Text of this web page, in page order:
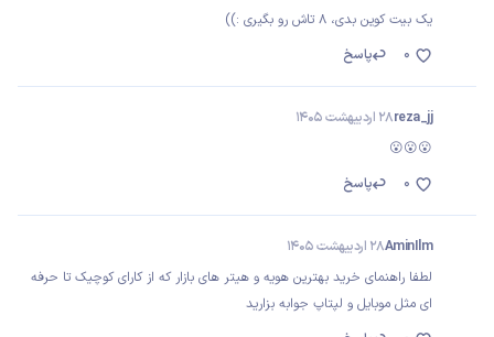
یک بیت کوین بدی، 8 تاش رو بگیری :))
پاسخ
0
reza_jj28 اردیبهشت 1405
😮😮😮
پاسخ
0
AminIlm28 اردیبهشت 1405
لطفا راهنمای خرید بهترین هویه و هیتر های بازار که از کارای کوچیک تا حرفه
ای مثل موبایل ‌و لپتاپ جوابه بزارید